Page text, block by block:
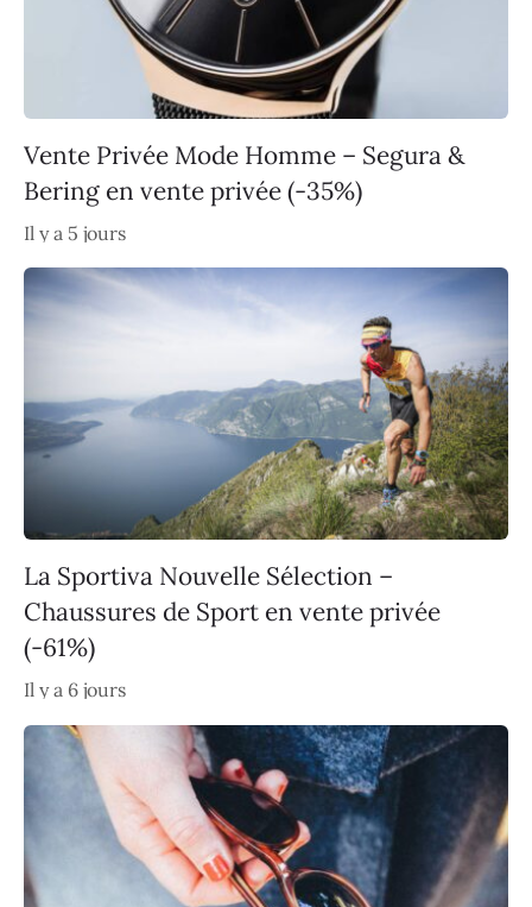
Vente Privée Mode Homme – Segura &
Bering en vente privée (-35%)
Il y a 5 jours
La Sportiva Nouvelle Sélection –
Chaussures de Sport en vente privée
(-61%)
Il y a 6 jours